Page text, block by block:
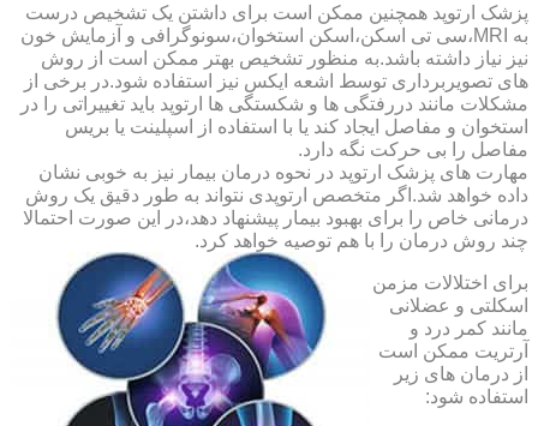
پزشک ارتوپد همچنین ممکن است برای داشتن یک تشخیص درست
به MRI،سی تی اسکن،اسکن استخوان،سونوگرافی و آزمایش خون
نیز نیاز داشته باشد.به منظور تشخیص بهتر ممکن است از روش
های تصویربرداری توسط اشعه ایکس نیز استفاده شود.در برخی از
مشکلات مانند دررفتگی ها و شکستگی ها ارتوپد باید تغییراتی را در
استخوان و مفاصل ایجاد کند یا با استفاده از اسپلینت یا بریس
مفاصل را بی حرکت نگه دارد.
مهارت های پزشک ارتوپد در نحوه درمان بیمار نیز به خوبی نشان
داده خواهد شد.اگر متخصص ارتوپدی نتواند به طور دقیق یک روش
درمانی خاص را برای بهبود بیمار پیشنهاد دهد،در این صورت احتمالا
چند روش درمان را با هم توصیه خواهد کرد.
برای اختلالات مزمن
اسکلتی و عضلانی
مانند کمر درد و
آرتریت ممکن است
از درمان های زیر
استفاده شود: